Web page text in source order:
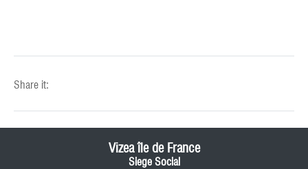
Share it:
Vizea île de France
Siege Social